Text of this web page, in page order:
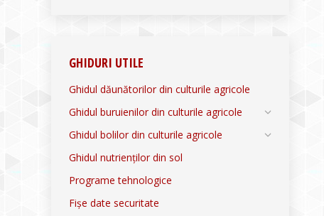
GHIDURI UTILE
Ghidul dăunătorilor din culturile agricole
Ghidul buruienilor din culturile agricole
Ghidul bolilor din culturile agricole
Ghidul nutrienților din sol
Programe tehnologice
Fișe date securitate